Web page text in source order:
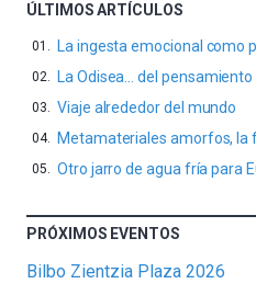
ÚLTIMOS ARTÍCULOS
La ingesta emocional como
La Odisea… del
Viaje alrededor del mundo
Metamateriales amorfos, la
Otro jarro de agua fría para
PRÓXIMOS EVENTOS
Bilbo Zientzia Plaza 2026